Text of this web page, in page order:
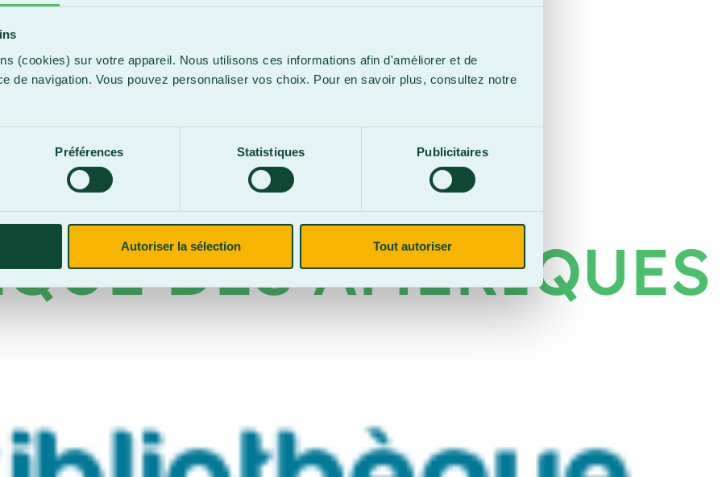
(cookies) sur votre appareil. Nous utilisons ces informations afin d'améliorer et de
de navigation. Vous pouvez personnaliser vos choix. Pour en savoir plus, consultez notre
Préférences Statistiques Publicitaires
Autoriser la sélection Tout autoriser
DES AMÉRIQUES